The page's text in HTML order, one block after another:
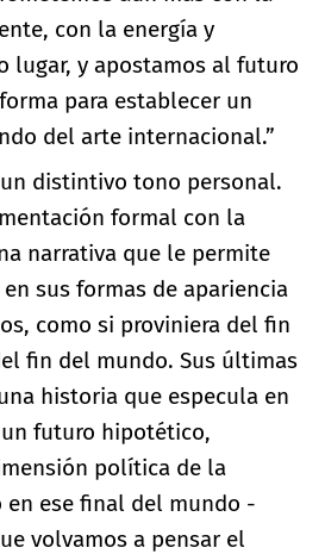
con la energía y
lugar, y apostamos al futuro
para establecer un
del arte internacional.”
distintivo tono personal.
formal con la
narrativa que le permite
sus formas de apariencia
como si proviniera del fin
fin del mundo. Sus últimas
historia que especula en
futuro hipotético,
política de la
en ese final del mundo -
volvamos a pensar el